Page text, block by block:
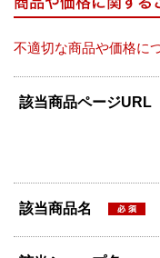
不適切な商品や価格に
該当商品ページURL
該当商品名